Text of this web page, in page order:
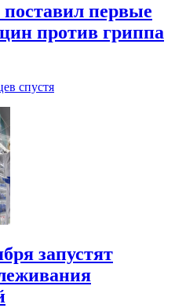
поставил первые
против гриппа
спустя
запустят